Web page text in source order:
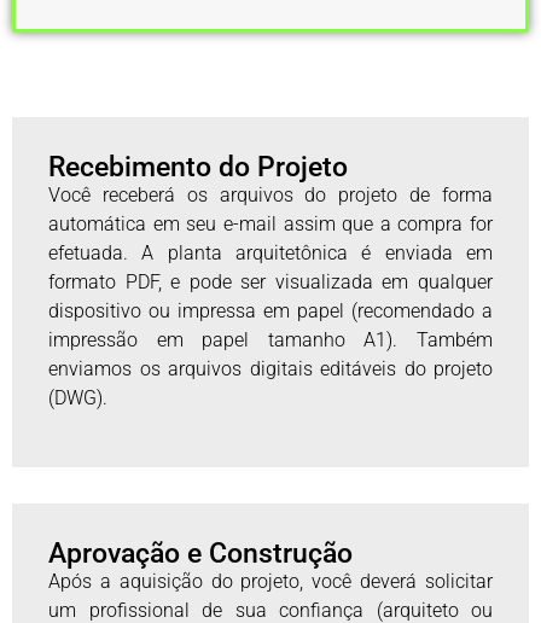
Recebimento do Projeto
Você receberá os arquivos do projeto de forma
automática em seu e-mail assim que a compra for
efetuada. A planta arquitetônica é enviada em
formato PDF, e pode ser visualizada em qualquer
dispositivo ou impressa em papel (recomendado a
impressão em papel tamanho A1). Também
enviamos os arquivos digitais editáveis do projeto
(DWG).
Aprovação e Construção
Após a aquisição do projeto, você deverá solicitar
um profissional de sua confiança (arquiteto ou